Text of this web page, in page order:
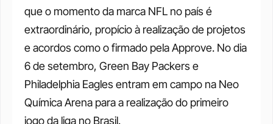
que o momento da marca NFL no país é
extraordinário, propício à realização de projetos
e acordos como o firmado pela Approve. No dia
6 de setembro, Green Bay Packers e
Philadelphia Eagles entram em campo na Neo
Química Arena para a realização do primeiro
jogo da liga no Brasil.